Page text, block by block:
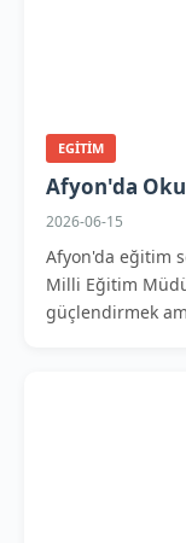
EGITIM
Afyon'da
2026-06-15
Afyon'da eğitim
Milli Eğitim
güçlendirmek